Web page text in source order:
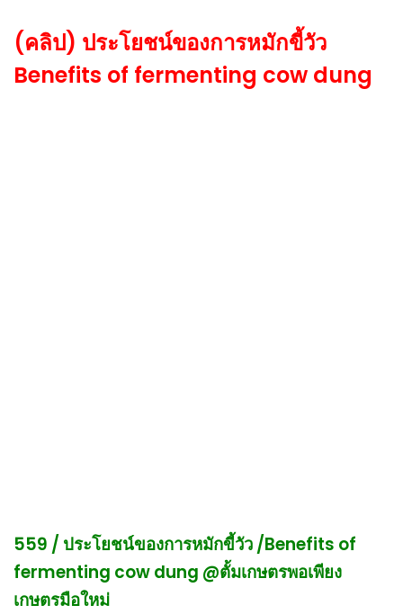
(คลิป) ประโยชน์ของการหมักขี้วัว
Benefits of fermenting cow dung
559 / ประโยชน์ของการหมักขี้วัว /Benefits of
fermenting cow dung @ตั้มเกษตรพอเพียง
เกษตรมือใหม่